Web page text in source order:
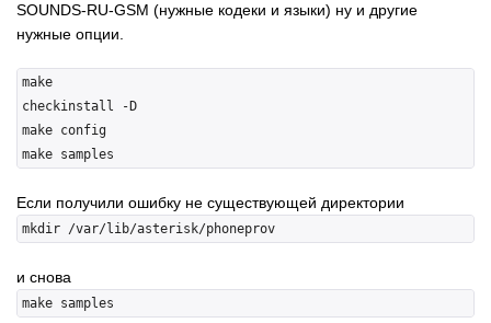
SOUNDS-RU-GSM (нужные кодеки и языки) ну и другие
нужные опции.
make
checkinstall -D
make config
Если получили ошибку не существующей директории
и снова